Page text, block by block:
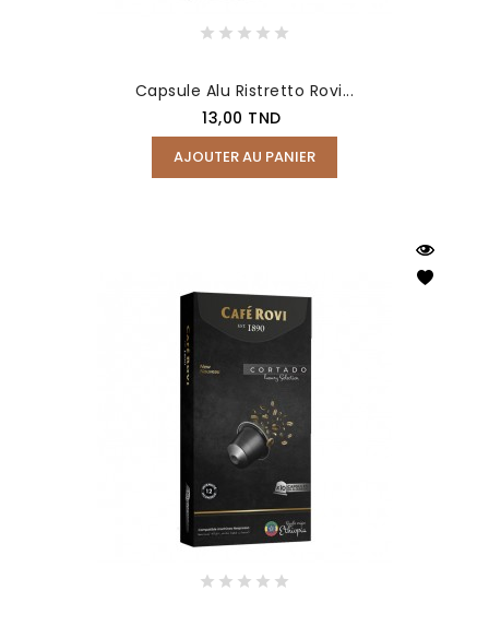
Capsule Alu Ristretto Rovi...
Prix
13,00 TND
AJOUTER AU PANIER